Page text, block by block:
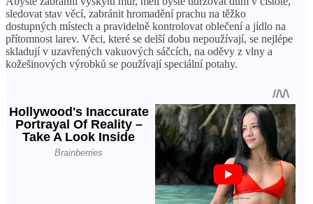
sledovat stav věcí, zabránit hromadění prachu na těžko
dostupných místech a pravidelně kontrolovat oblečení a jídlo na
přítomnost larev. Věci, které se delší dobu nepoužívají, se nejlépe
skladují v uzavřených vakuových sáčcích, na oděvy z vlny a
kožešinových výrobků se používají speciální potahy.